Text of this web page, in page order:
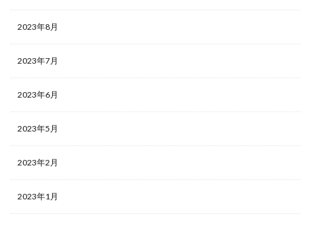
2023年8月
2023年7月
2023年6月
2023年5月
2023年2月
2023年1月